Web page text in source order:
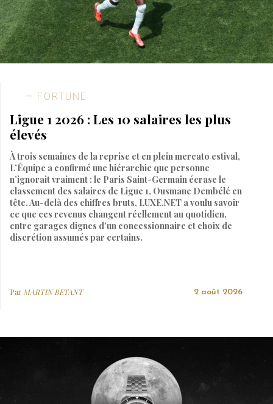
FORTUNE
Ligue 1 2026 : Les 10 salaires les plus
élevés
À trois semaines de la reprise et en plein mercato estival,
L’Équipe a confirmé une hiérarchie que personne
n’ignorait vraiment : le Paris Saint-Germain écrase le
classement des salaires de Ligue 1, Ousmane Dembélé en
tête. Au-delà des chiffres bruts, LUXE.NET a voulu savoir
ce que ces revenus changent réellement au quotidien,
entre garages dignes d’un concessionnaire et choix de
discrétion assumés par certains.
Par MARTIN BETANT 2 août 2026